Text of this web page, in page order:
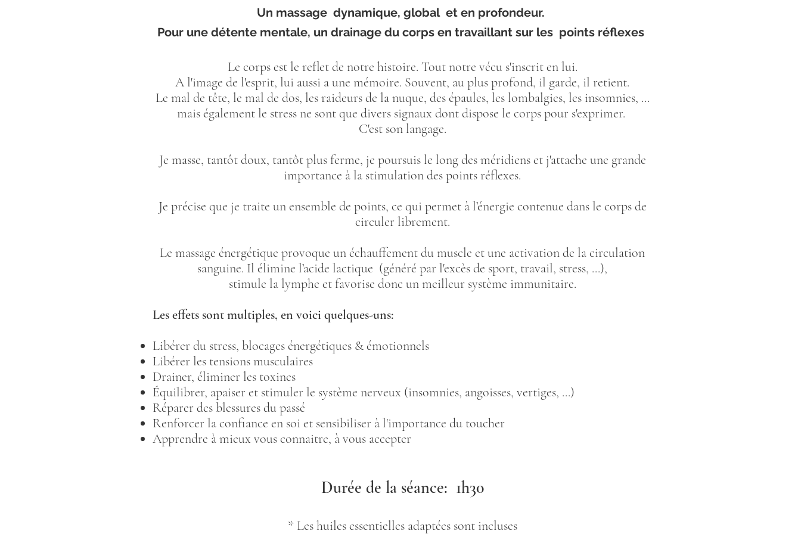
Un massage dynamique, global et en profondeur.
Pour une détente mentale, un drainage du corps en travaillant sur les points réflexes
Le corps est le reflet de notre histoire. Tout notre vécu s'inscrit en lui.
A l'image de l'esprit, lui aussi a une mémoire. Souvent, au plus profond, il garde, il retient.
Le mal de tête, le mal de dos, les raideurs de la nuque, des épaules, les lombalgies, les insomnies, ...
mais également le stress ne sont que divers signaux dont dispose le corps pour s'exprimer.
C'est son langage.
Je masse, tantôt doux, tantôt plus ferme, je poursuis le long des méridiens et j'attache une grande
importance à la stimulation despoints réflexes.
Je précise que je traite un ensemble de points, ce qui permet à l’énergie contenue dans le corps de
circuler librement.
Le massage énergétique provoque un échauffement du muscle et une activation de la circulation
sanguine. Il élimine l’acide lactique (généré par l'excès de sport, travail, stress, ...),
stimule la lymphe et favorise donc un meilleur système immunitaire.
Les effets sont multiples, en voici quelques-uns:
Libérer du stress, blocages énergétiques & émotionnels
Libérer les tensions musculaires
Drainer, éliminer les toxines
Équilibrer, apaiser et stimuler le système nerveux (insomnies, angoisses, vertiges, ...)
Réparer des blessures du passé
Renforcer la confiance en soi et sensibiliser à l'importance du toucher
Apprendre à mieux vous connaitre, à vous accepter
Durée de la séance: 1h30
* Les huiles essentielles adaptées sont incluses